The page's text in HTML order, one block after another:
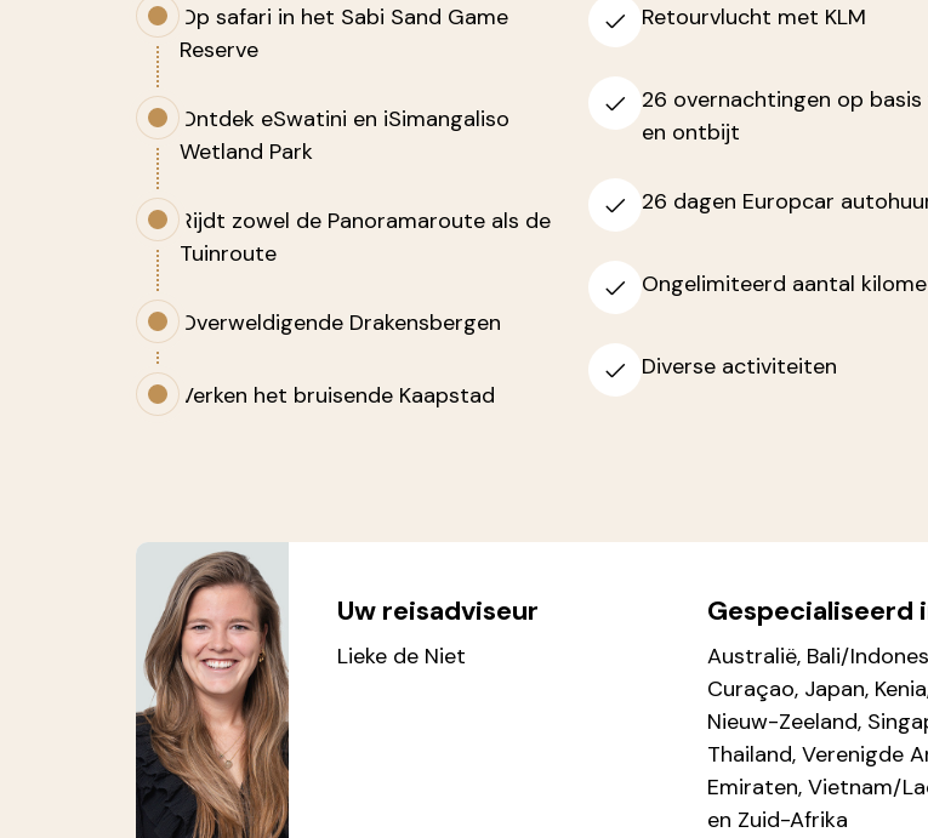
Op safari in het Sabi Sand Game
Reserve
Ontdek eSwatini en iSimangaliso
Wetland Park
Rijdt zowel de Panoramaroute als de
Tuinroute
Overweldigende Drakensbergen
Verken het bruisende Kaapstad
Retourvlucht met KLM
26 overnachtingen op basis
en ontbijt
26 dagen Europcar
Ongelimiteerd aantal
Diverse activiteiten
Uw reisadviseur
Lieke de Niet
Gespecialiseerd
Australië, Bali/
Curaçao, Japan,
Nieuw-Zeeland,
Thailand, Verenigde
Emiraten, Vietnam/
en Zuid-Afrika